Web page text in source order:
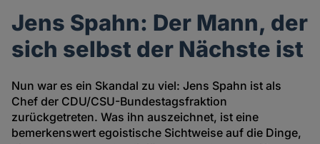
Jens Spahn: Der Mann, der
sich selbst der Nächste ist
Nun war es ein Skandal zu viel: Jens Spahn ist als
Chef der CDU/CSU-Bundestagsfraktion
zurückgetreten. Was ihn auszeichnet, ist eine
bemerkenswert egoistische Sichtweise auf die Dinge,